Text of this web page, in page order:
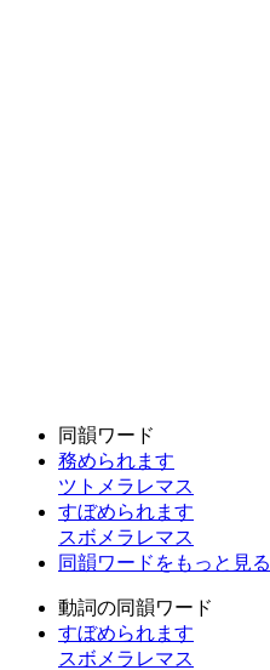
同韻ワード
務められます
ツトメラレマス
すぼめられます
スボメラレマス
同韻ワードをもっと見る
動詞の同韻ワード
すぼめられます
スボメラレマス